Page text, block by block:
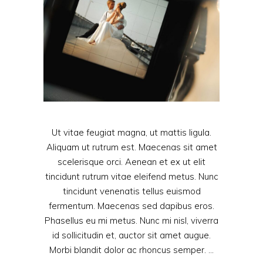
Ut vitae feugiat magna, ut mattis ligula.
Aliquam ut rutrum est. Maecenas sit amet
scelerisque orci. Aenean et ex ut elit
tincidunt rutrum vitae eleifend metus. Nunc
tincidunt venenatis tellus euismod
fermentum. Maecenas sed dapibus eros.
Phasellus eu mi metus. Nunc mi nisl, viverra
id sollicitudin et, auctor sit amet augue.
Morbi blandit dolor ac rhoncus semper.